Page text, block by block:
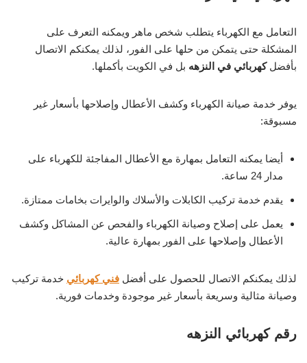
التعامل مع الكهرباء يتطلب شخص ماهر ويمكنه التعرف على
المشكلة حتى يتمكن من حلها على الفور، لذلك يمكنكم الاتصال
بأفضلكهربائي في النزهه بل في الكويت بأكملها.
يوفر خدمة صيانة الكهرباء وكشف الأعطال وإصلاحها بأسعار غير
مسبوقة:
أيضا يمكنه التعامل بمهارة مع الأعطال المفاجئة للكهرباء على
مدار 24 ساعة.
يقدم خدمة تركيب الكابلات والأسلاك والوايرات بخامات ممتازة.
يعمل على إصلاح وصيانة الكهرباء والفحص عن المشاكل وكشف
الأعطال وإصلاحها على الفور بمهارة عالية.
لذلك يمكنكم الاتصال للحصول على أفضل فني كهربائي خدمة تركيب
وصيانة مثالية وسريعة بأسعار غير موجودة وخدمات فورية.
رقم كهربائي النزهه